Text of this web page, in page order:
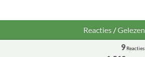
Reacties/Gelezen
9 Reacties